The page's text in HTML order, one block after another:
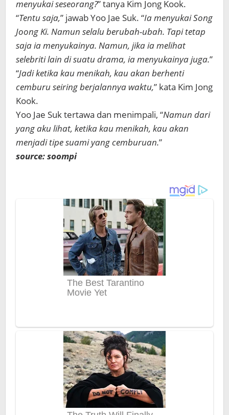
menyukai seseorang?” tanya Kim Jong Kook.
“Tentu saja,” jawab Yoo Jae Suk. “Ia menyukai Song
Joong Ki. Namun selalu berubah-ubah. Tapi tetap
saja ia menyukainya. Namun, jika ia melihat
selebriti lain di suatu drama, ia menyukainya juga.”
“Jadi ketika kau menikah, kau akan berhenti
cemburu seiring berjalannya waktu,” kata Kim Jong
Kook.
Yoo Jae Suk tertawa dan menimpali, “Namun dari
yang aku lihat, ketika kau menikah, kau akan
menjadi tipe suami yang cemburuan.”
source: soompi